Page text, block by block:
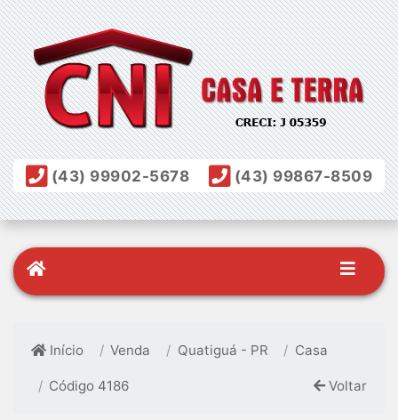
(43) 99902-5678 (43) 99867-8509
Início Venda Quatiguá - PR Casa
Código 4186 Voltar